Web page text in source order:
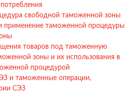
свободной таможенной зоны
применение таможенной процедуры
товаров под таможенную
зоны и их использования в
процедурой
и таможенные операции,
СЭЗ